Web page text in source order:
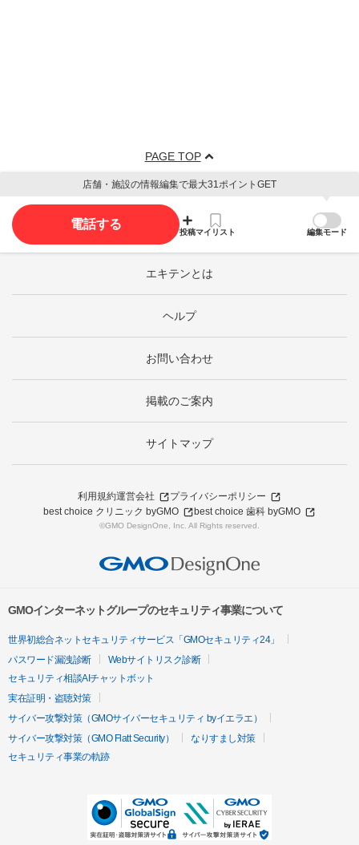
PAGE TOP
店舗・施設の情報編集で最大31ポイントGET
電話する
投稿マイリスト 編集モード
エキテンとは
ヘルプ
お問い合わせ
掲載のご案内
サイトマップ
利用規約運営会社
プライバシーポリシー
best choice クリニック byGMO
best choice 歯科 byGMO
©GMO DesignOne, Inc. All Rights reserved.
GMOインターネットグループのセキュリティ事業について
世界初総合ネットセキュリティサービス「GMOセキュリティ24」
パスワード漏洩診断
Webサイトリスク診断
セキュリティ相談AIチャットボット
実在証明・盗聴対策
サイバー攻撃対策（GMOサイバーセキュリティ byイエラエ）
サイバー攻撃対策（GMO Flatt Security）
なりすまし対策
セキュリティ事業の軌跡